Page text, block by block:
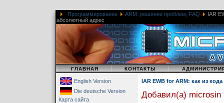
Программирование ARM: решение проблем, FAQ
IAR
абсолютный адрес
| ГЛАВНАЯ | КОНТАКТЫ |
English Version
Die deutsche Version
Карта сайта
IAR EWB for ARM: как из
Добавил(а) microsin